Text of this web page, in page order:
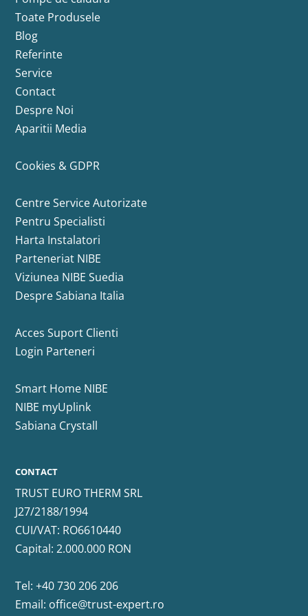
Toate Produsele
Blog
Referinte
Service
Contact
Despre Noi
Aparitii Media
Cookies & GDPR
Centre Service Autorizate
Pentru Specialisti
Harta Instalatori
Parteneriat NIBE
Viziunea NIBE Suedia
Despre Sabiana Italia
Acces Suport Clienti
Login Parteneri
Smart Home NIBE
NIBE myUplink
Sabiana Crystall
CONTACT
TRUST EURO THERM SRL
J27/2188/1994
CUI/VAT: RO6610440
Capital: 2.000.000 RON
Tel:+40 730 206 206
Email: office@trust-expert.ro